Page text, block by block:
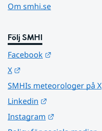
Om smhi.se
Följ SMHI
Facebook
X
SMHIs meteorologer på X
Linkedin
Instagram